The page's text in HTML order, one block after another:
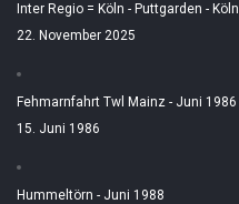
Inter Regio = Köln - Puttgarden - Köln
22. November 2025
Fehmarnfahrt Twl Mainz - Juni 1986
15. Juni 1986
Hummeltörn - Juni 1988